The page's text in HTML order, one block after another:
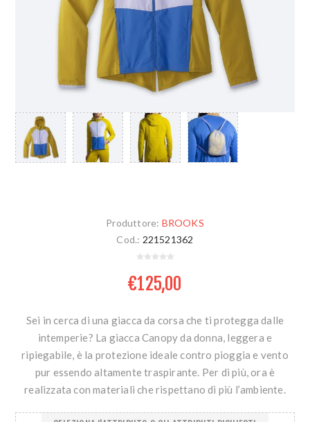
Produttore: BROOKS
Cod.: 221521362
€125,00
Sei in cerca di una giacca da corsa che ti protegga dalle
intemperie? La giacca Canopy da donna, leggera e
ripiegabile, è la protezione ideale contro pioggia e vento
pur essendo altamente traspirante. Per di più, ora è
realizzata con materiali che rispettano di più l’ambiente.